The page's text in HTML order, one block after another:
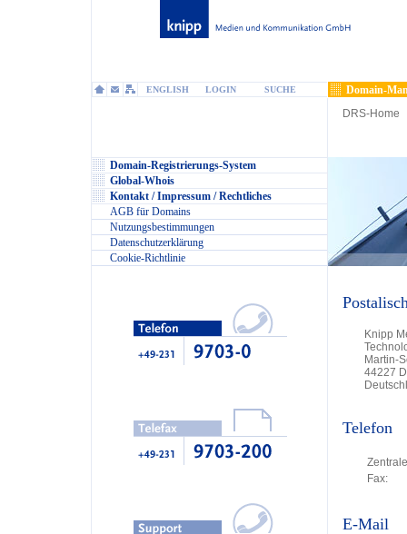
ENGLISH LOGIN SUCHE
Domain-
DRS-Home
Domain-Registrierungs-System
Global-Whois
Kontakt / Impressum / Rechtliches
AGB für Domains
Nutzungsbestimmungen
Datenschutzerklärung
Cookie-Richtlinie
Knipp
Martin-
44227
Telefon
Fax:
E-Mail